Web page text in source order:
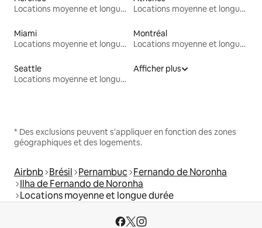
Locations moyenne et longue durée
Locations moyenne et longue durée
Miami
Locations moyenne et longue durée
Montréal
Locations moyenne et longue durée
Seattle
Locations moyenne et longue durée
Afficher plus
* Des exclusions peuvent s'appliquer en fonction des zones
géographiques et des logements.
Airbnb Brésil Pernambuc Fernando de Noronha
Ilha de Fernando de Noronha
Locations moyenne et longue durée